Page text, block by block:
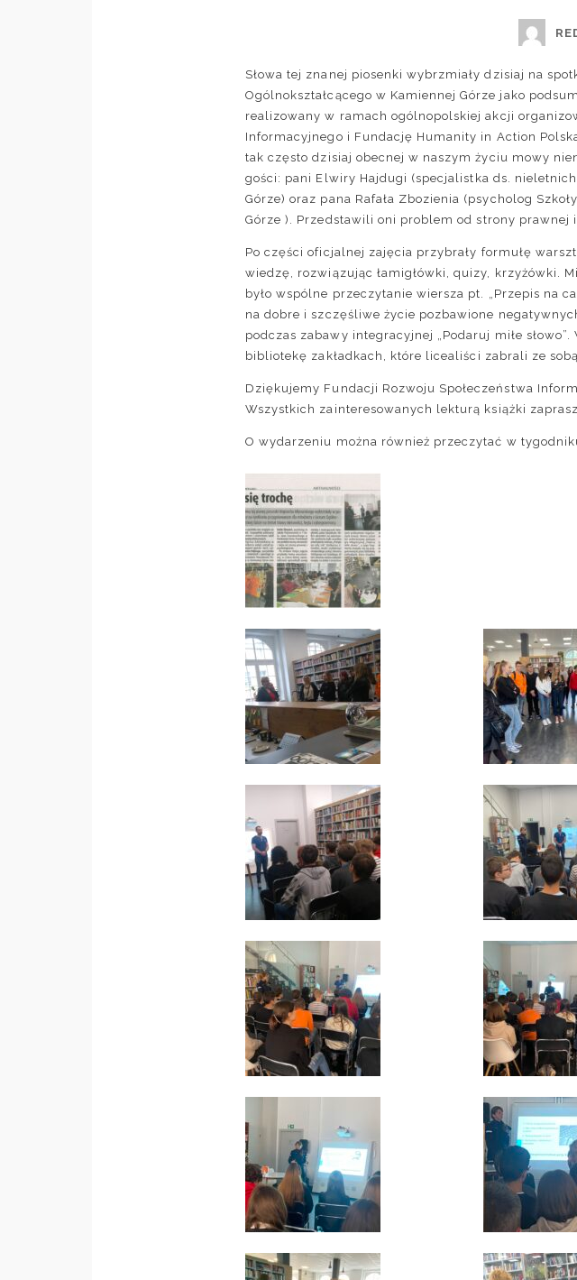
Słowa tej znanej piosenki wybrzmiały dzisiaj na
Ogólnokształcącego w Kamiennej Górze jako
realizowany w ramach ogólnopolskiej akcji
Informacyjnego i Fundację Humanity in Action
tak często dzisiaj obecnej w naszym życiu mowy
gości: pani Elwiry Hajdugi (specjalistka ds.
Górze) oraz pana Rafała Zbozienia (psycholog
Górze ). Przedstawili oni problem od strony prawnej
Po części oficjalnej zajęcia przybrały formułę
wiedzę, rozwiązując łamigłówki, quizy, krzyżówki.
było wspólne przeczytanie wiersza pt. „Przepis na
na dobre i szczęśliwe życie pozbawione
podczas zabawy integracyjnej „Podaruj miłe
bibliotekę zakładkach, które licealiści zabrali ze
Dziękujemy Fundacji Rozwoju Społeczeństwa
Wszystkich zainteresowanych lekturą książki
O wydarzeniu można również przeczytać w